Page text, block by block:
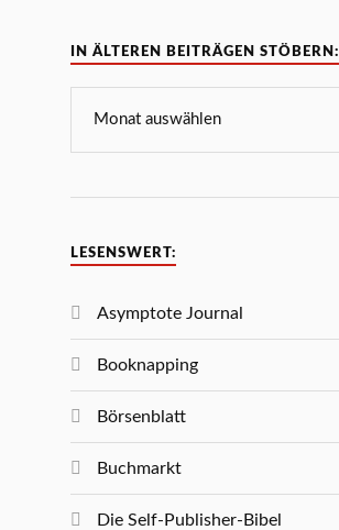
IN ÄLTEREN BEITRÄGEN STÖBERN:
LESENSWERT:
Asymptote Journal
Booknapping
Börsenblatt
Buchmarkt
Die Self-Publisher-Bibel